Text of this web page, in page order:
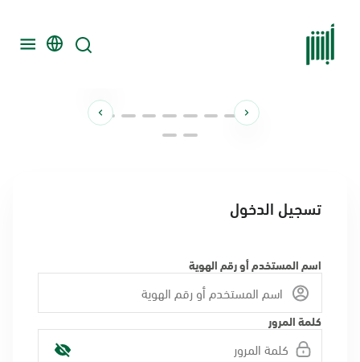
تسجيل الدخول
اسم المستخدم أو رقم الهوية
كلمة المرور